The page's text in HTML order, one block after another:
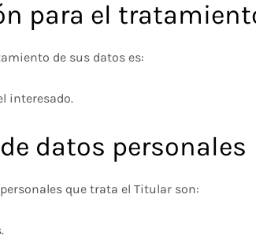
para el
de sus datos es:
interesado.
datos personales
que trata el Titular son: